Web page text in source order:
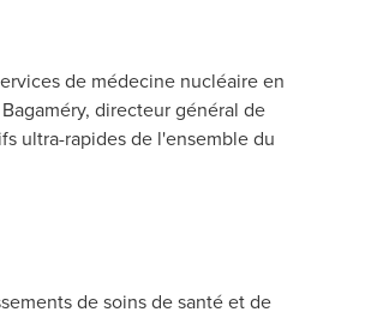
de médecine nucléaire en
directeur général de
ultra-rapides de l'ensemble du
de soins de santé et de